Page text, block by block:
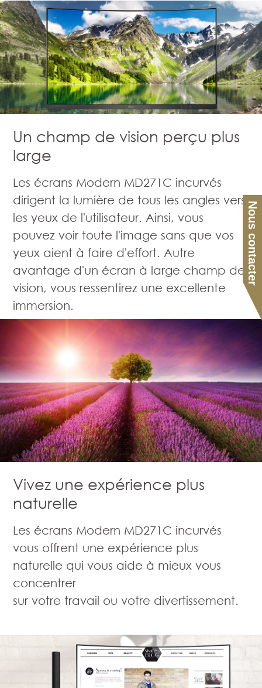
Un champ de vision perçu plus
large
Les écrans Modern MD271C incurvés
dirigent la lumière de tous les angles vers
les yeux de l'utilisateur. Ainsi, vous
pouvez voir toute l'image sans que vos
yeux aient à faire d'effort. Autre
avantage d'un écran à large champ de
vision, vous ressentirez une excellente
immersion.
Vivez une expérience plus
naturelle
Les écrans Modern MD271C incurvés
vous offrent une expérience plus
naturelle qui vous aide à mieux vous
concentrer
sur votre travail ou votre divertissement.
Nous contacter